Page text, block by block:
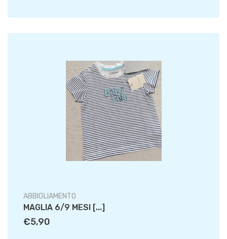
ABBIGLIAMENTO
MAGLIA 6/9 MESI [...]
€5,90